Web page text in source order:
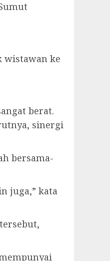
wistawan ke
berat.
sinergi
bersama-
juga,” kata